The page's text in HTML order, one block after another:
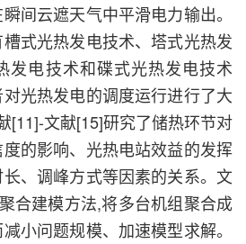
间云遮天气中平滑电力输出。
式光热发电技术、塔式光热发
发电技术和碟式光热发电技术
光热发电的调度运行进行了大
[11]-文献[15]研究了储热环节对
的影响、光热电站效益的发挥
、调峰方式等因素的关系。文
合建模方法,将多台机组聚合成
小问题规模、加速模型求解。